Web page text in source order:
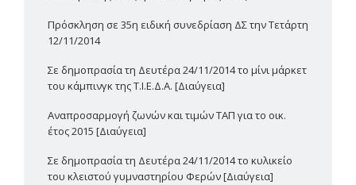
Πρόσκληση σε 35η ειδική συνεδρίαση ΔΣ την Τετάρτη
12/11/2014
Σε δημοπρασία τη Δευτέρα 24/11/2014 το μίνι μάρκετ
του κάμπινγκ της Τ.Ι.Ε.Δ.Α. [Διαύγεια]
Αναπροσαρμογή ζωνών και τιμών ΤΑΠ για το οικ.
έτος 2015 [Διαύγεια]
Σε δημοπρασία τη Δευτέρα 24/11/2014 το κυλικείο
του κλειστού γυμναστηρίου Φερών [Διαύγεια]